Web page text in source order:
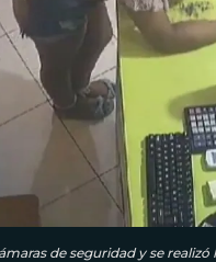
de seguridad y se